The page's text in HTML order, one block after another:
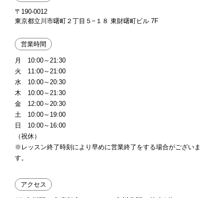
〒190-0012
東京都立川市曙町２丁目５−１８ 東財曙町ビル 7F
営業時間
月 10:00～21:30
火 11:00～21:00
水 10:00～20:30
木 10:00～21:30
金 12:00～20:30
土 10:00～19:00
日 10:00～16:00
（祝休）
※レッスン終了時刻により早めに営業終了をする場合がございま
す。
アクセス